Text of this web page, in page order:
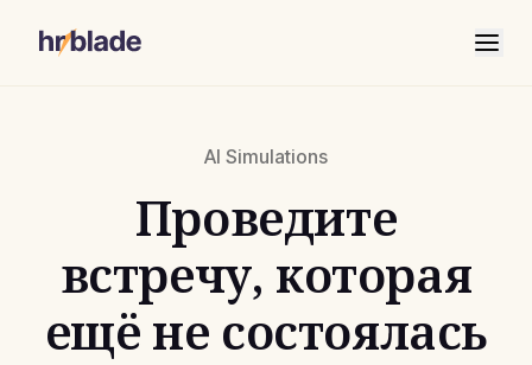
AI Simulations
Проведите
встречу, которая
ещё не состоялась